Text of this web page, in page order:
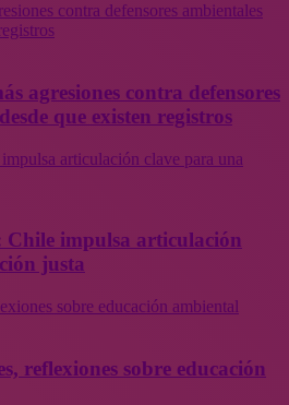
contra defensores ambientales
agresiones contra defensores
que existen registros
articulación clave para una
Chile impulsa articulación
justa
sobre educación ambiental
reflexiones sobre educación